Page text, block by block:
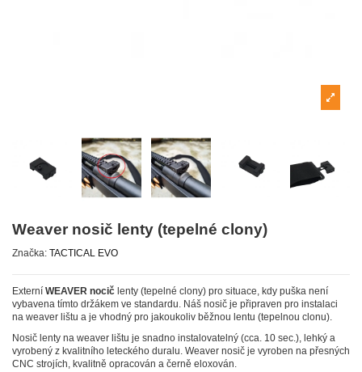
Weaver nosič lenty (tepelné clony)
Značka: TACTICAL EVO
Externí WEAVER nocič lenty (tepelné clony) pro situace, kdy puška není
vybavena tímto držákem ve standardu. Náš nosič je připraven pro instalaci
na weaver lištu a je vhodný pro jakoukoliv běžnou lentu (tepelnou clonu).
Nosič lenty na weaver lištu je snadno instalovatelný (cca. 10 sec.), lehký a
vyrobený z kvalitního leteckého duralu. Weaver nosič je vyroben na přesných
CNC strojích, kvalitně opracován a černě eloxován.